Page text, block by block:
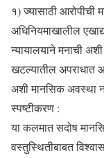
१) ज्यासाठी
अधिनियमाखालील
न्यायालयाने मनाची
खटल्यातील अपराधात
अशी मानसिक अवस्था
स्पष्टीकरण :
या कलमात सदोष
वस्तुस्थितीबाबत